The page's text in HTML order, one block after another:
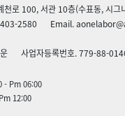
천로 100, 서관 10층(수표동, 시그
2580
Email.
사업자등록번호. 779-88-
- Pm 06:00
12:00